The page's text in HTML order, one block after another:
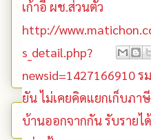
ByDr. ST
Newer Post